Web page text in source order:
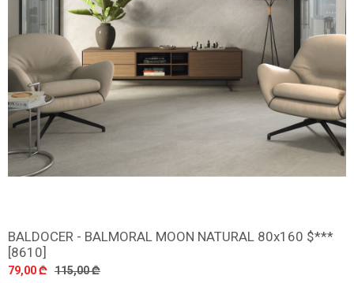
დამატება
BALDOCER - BALMORAL MOON NATURAL 80x160 $***
[8610]
79,00 ₾ 115,00 ₾